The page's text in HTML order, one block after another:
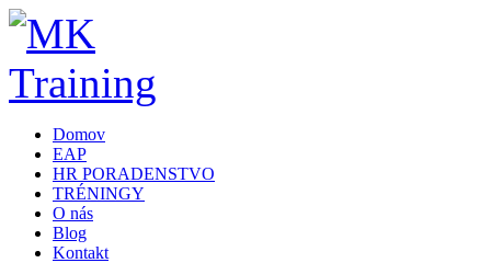
Domov
EAP
HR PORADENSTVO
TRÉNINGY
O nás
Blog
Kontakt